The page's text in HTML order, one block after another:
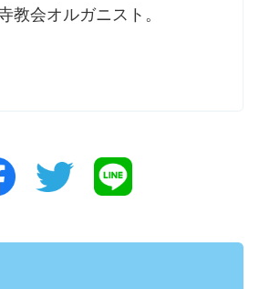
教会オルガニスト。